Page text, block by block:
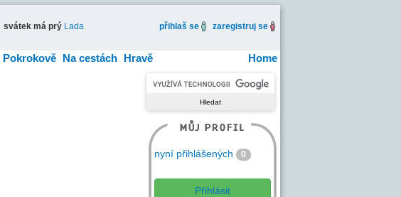
svátek má prý Lada přihlaš se zaregistruj se
Home
Pokrokově Na cestách Hravě
nyní přihlášených 0
Přihlásit